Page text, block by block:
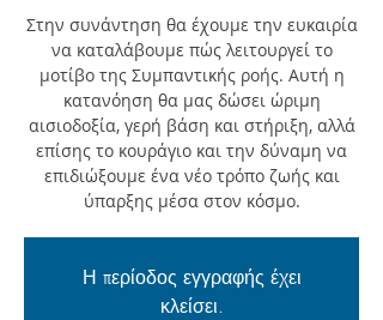
Στην συνάντηση θα έχουμε την ευκαιρία
να καταλάβουμε πώς λειτουργεί το
μοτίβο της Συμπαντικής ροής. Αυτή η
κατανόηση θα μας δώσει ώριμη
αισιοδοξία, γερή βάση και στήριξη, αλλά
επίσης το κουράγιο και την δύναμη να
επιδιώξουμε ένα νέο τρόπο ζωής και
ύπαρξης μέσα στον κόσμο.
Η περίοδος εγγραφής έχει
κλείσει.